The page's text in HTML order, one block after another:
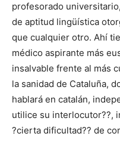
profesorado
de aptitud lingüística
que cualquier otro. Ahí
médico aspirante más
insalvable frente al más
la sanidad de Cataluña,
hablará en catalán,
utilice su interlocutor??,
?cierta dificultad?? de